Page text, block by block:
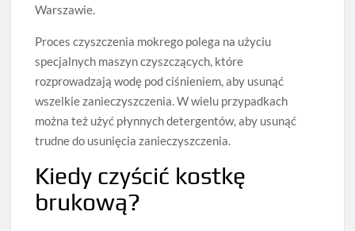
Warszawie.
Proces czyszczenia mokrego polega na użyciu
specjalnych maszyn czyszczących, które
rozprowadzają wodę pod ciśnieniem, aby usunąć
wszelkie zanieczyszczenia. W wielu przypadkach
można też użyć płynnych detergentów, aby usunąć
trudne do usunięcia zanieczyszczenia.
Kiedy czyścić kostkę
brukową?